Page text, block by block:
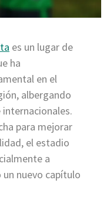
es un lugar de
ha
en el
albergando
para mejorar
el estadio
a
nuevo capítulo